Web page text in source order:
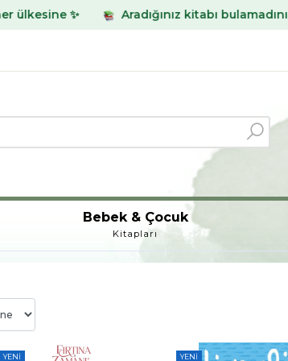
Aradığınız kitabı bulamadınız mı?
Bebek & Çocuk
Kitapları
YENI
YENI